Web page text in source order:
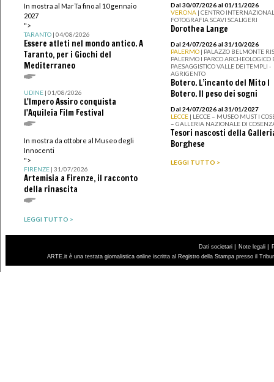
In mostra al MarTa fino al 10 gennaio
2027
">
TARANTO| 04/08/2026
Essere atleti nel mondo antico. A
Taranto, per i Giochi del
Mediterraneo
UDINE| 01/08/2026
L'Impero Assiro conquista
l'Aquileia Film Festival
In mostra da ottobre al Museo degli
Innocenti
">
FIRENZE| 31/07/2026
Artemisia a Firenze, il racconto
della rinascita
LEGGI TUTTO >
Dal 30/07/2026 al 01/11/2026
VERONA | CENTRO
FOTOGRAFIA SCAVI SCALIGERI
Dorothea Lange
Dal 24/07/2026 al 31/10/2026
PALERMO | PALAZZO BELMONTE
PALERMO I PARCO ARCHEOLOGICO
PAESAGGISTICO VALLE DEI TEMPLI -
AGRIGENTO
Botero. L’incanto del Mito I
Botero. Il peso dei sogni
Dal 24/07/2026 al 31/01/2027
LECCE | LECCE – MUSEO MUST I
– GALLERIA NAZIONALE DI
Tesori nascosti della
Borghese
LEGGI TUTTO >
Dati societari | Note legali |
ARTE.it è una testata giornalistica online iscritta al Registro della Stampa presso il